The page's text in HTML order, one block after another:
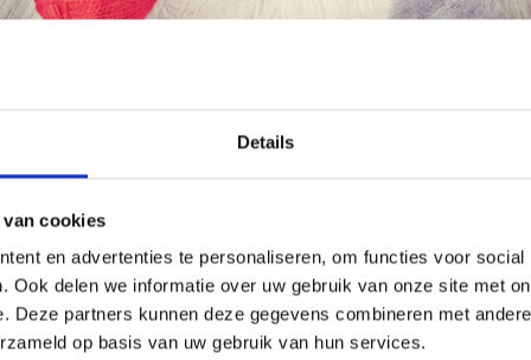
Details
cookies
en advertenties te personaliseren, om functies voor social
Ook delen we informatie over uw gebruik van onze site met
Deze partners kunnen deze gegevens combineren met
op basis van uw gebruik van hun services.
Économisez jusqu'à 50 %
offres limitées en vous inscrivant à notre
newsletter gratuite !